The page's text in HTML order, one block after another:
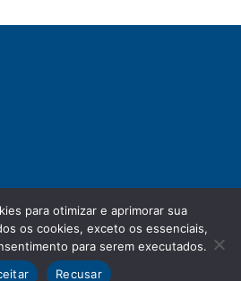
Theme byKadence WP
conter direitos.
para otimizar e aprimorar sua
os cookies, exceto os essenciais,
para serem executados.
Recusar